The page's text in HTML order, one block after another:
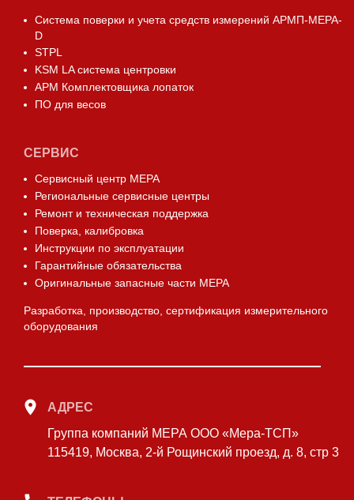
Система поверки и учета средств измерений АРМП-МЕРА-
D
STPL
KSM LA система центровки
АРМ Комплектовщика лопаток
ПО для весов
СЕРВИС
Сервисный центр МЕРА
Региональные сервисные центры
Ремонт и техническая поддержка
Поверка, калибровка
Инструкции по эксплуатации
Гарантийные обязательства
Оригинальные запасные части МЕРА
Разработка, производство, сертификация измерительного
оборудования
АДРЕС
Группа компаний МЕРА ООО «Мера-ТСП»
115419, Москва, 2-й Рощинский проезд, д. 8, стр 3